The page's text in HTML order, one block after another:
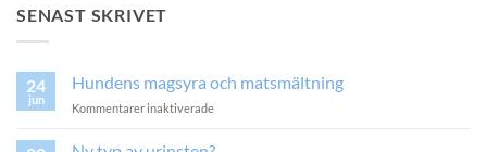
SENAST SKRIVET
24
jun
Hundens magsyra och matsmältning
Kommentarer inaktiveradeför
magsyra